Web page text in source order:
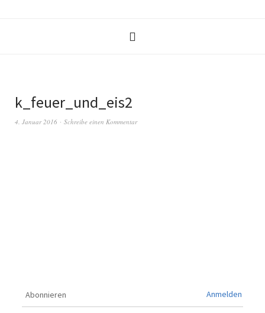
k_feuer_und_eis2
4. Januar 2016 Schreibe einen Kommentar
Abonnieren Anmelden